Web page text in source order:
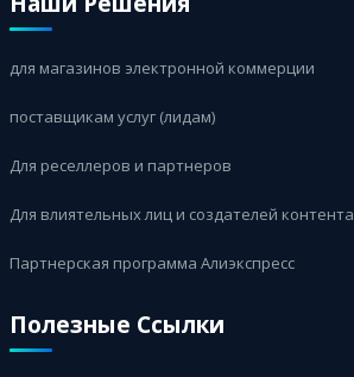
для магазинов электронной коммерции
поставщикам услуг (лидам)
Для реселлеров и партнеров
Для влиятельных лиц и создателей контента
Партнерская программа Алиэкспресс
Полезные Ссылки